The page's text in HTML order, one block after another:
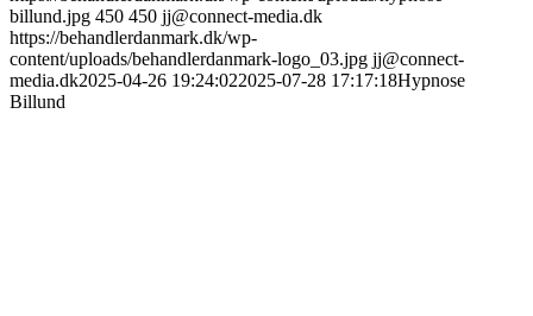
billund.jpg 450 450 jj@connect-media.dk
https://behandlerdanmark.dk/wp-
content/uploads/behandlerdanmark-logo_03.jpg jj@connect-
media.dk2025-04-26 19:24:022025-07-28 17:17:18Hypnose
Billund